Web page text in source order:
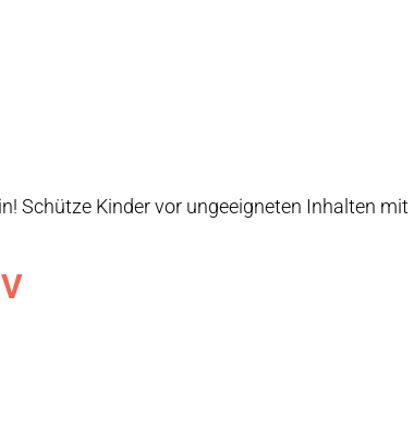
Schütze Kinder vor ungeeigneten Inhalten